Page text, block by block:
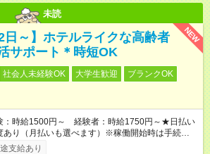
未読
NEW
日～】ホテルライクな高齢者
サポート＊時短OK
社会人未経験OK 大学生歓迎
ブランクOK
：時給1500円～ 経験者：時給1750円～★日払い
あり（月払いも選べます）※稼働開始時は手続き完
払いとなります。
支給あり